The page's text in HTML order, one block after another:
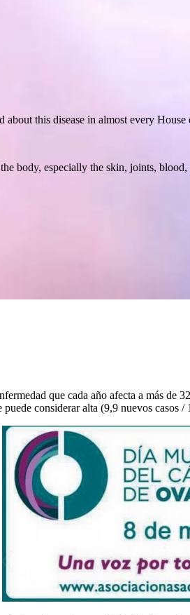
this disease in almost every
body, especially the skin, joints, blood,
que cada año afecta a más de
considerar alta (9,9 nuevos